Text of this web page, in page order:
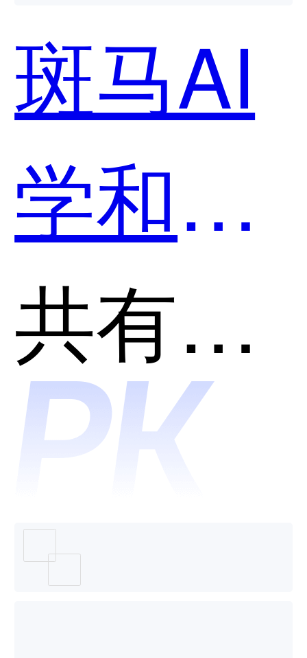
斑马AI
学和Q-
chat哪
个好
用？
共有分类：AI助理